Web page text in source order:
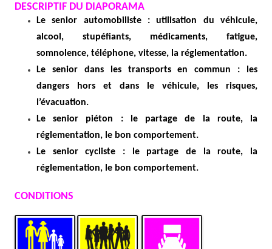
DESCRIPTIF DU DIAPORAMA
Le senior automobiliste : utilisation du véhicule,
alcool, stupéfiants, médicaments, fatigue,
somnolence, téléphone, vitesse, la réglementation.
Le senior dans les transports en commun : les
dangers hors et dans le véhicule, les risques,
l’évacuation.
Le senior piéton : le partage de la route, la
réglementation, le bon comportement.
Le senior cycliste : le partage de la route, la
réglementation, le bon comportement.
CONDITIONS